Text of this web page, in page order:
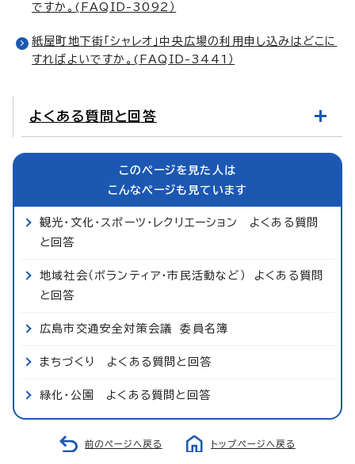
ですか。(FAQID-3092）
紙屋町地下街「シャレオ」中央広場の利用申し込みはどこに
すればよいですか。(FAQID-3441）
よくある質問と回答
このページを見た人は
こんなページも見ています
観光・文化・スポーツ・レクリエーション よくある質問
と回答
地域社会（ボランティア・市民活動など） よくある質問
と回答
広島市交通安全対策会議 委員名簿
まちづくり よくある質問と回答
緑化・公園 よくある質問と回答
前のページへ戻る トップページへ戻る